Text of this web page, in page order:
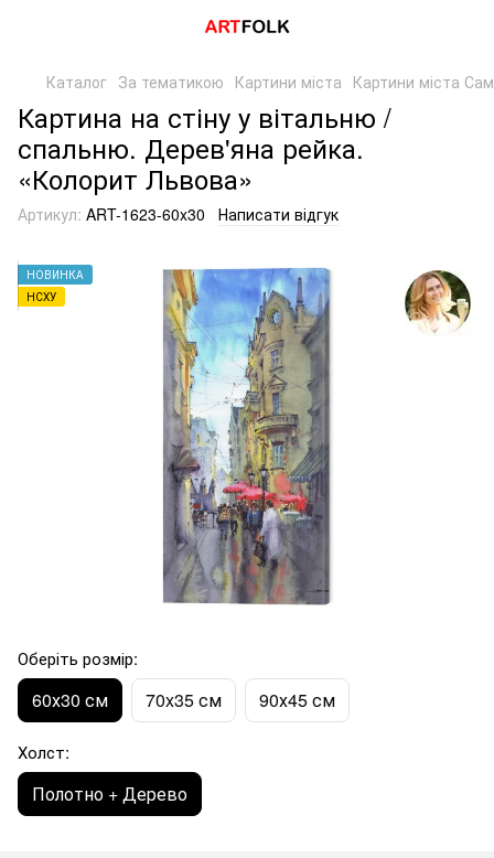
Каталог За тематикою Картини міста Картини міста
Картина на стіну у вітальню /
спальню. Дерев'яна рейка.
«Колорит Львова»
Артикул: ART-1623-60x30 Написати відгук
НОВИНКА
НСХУ
Оберіть розмір:
60х30 см 70x35 см 90х45 см
Холст:
Полотно + Дерево